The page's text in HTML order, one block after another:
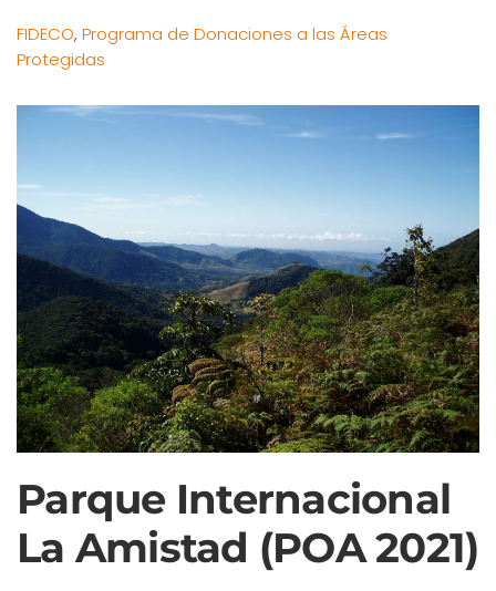
FIDECO, Programa de Donaciones a las Áreas
Protegidas
Parque Internacional
La Amistad (POA 2021)